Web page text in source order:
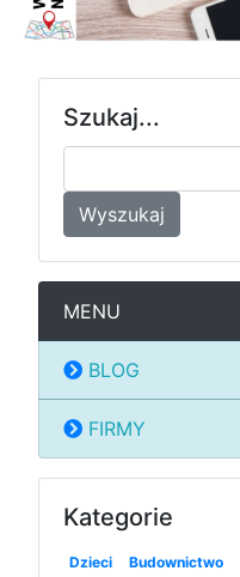
Szukaj...
Wyszukaj
MENU
BLOG
FIRMY
Kategorie
Dzieci Budownictwo